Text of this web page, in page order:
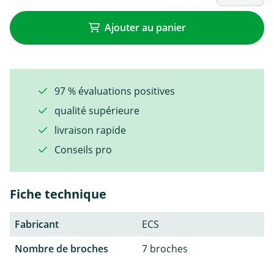
Ajouter au panier
97 % évaluations positives
qualité supérieure
livraison rapide
Conseils pro
Fiche technique
Fabricant
ECS
Nombre de broches
7 broches